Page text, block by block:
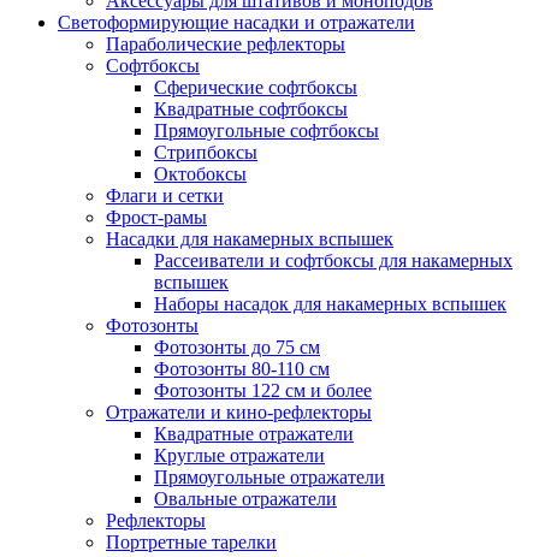
Светоформирующие насадки и отражатели
Параболические рефлекторы
Софтбоксы
Сферические софтбоксы
Квадратные софтбоксы
Прямоугольные софтбоксы
Стрипбоксы
Октобоксы
Флаги и сетки
Фрост-рамы
Насадки для накамерных вспышек
Рассеиватели и софтбоксы для накамерных
вспышек
Наборы насадок для накамерных вспышек
Фотозонты
Фотозонты до 75 см
Фотозонты 80-110 см
Фотозонты 122 см и более
Отражатели и кино-рефлекторы
Квадратные отражатели
Круглые отражатели
Прямоугольные отражатели
Овальные отражатели
Рефлекторы
Портретные тарелки